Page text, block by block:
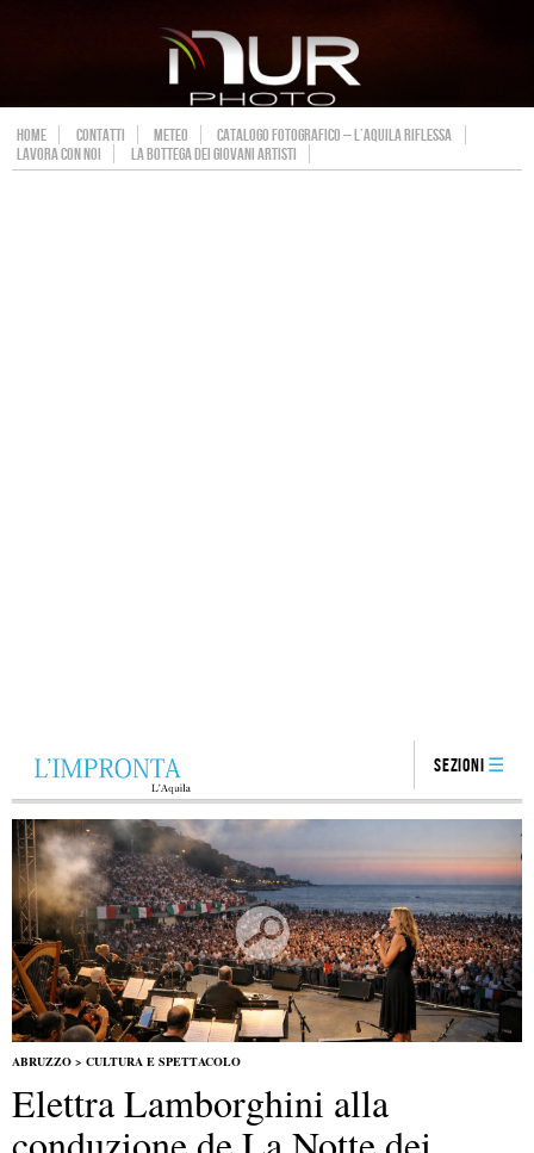
HOME CONTATTI METEO
CATALOGO FOTOGRAFICO – L’AQUILA RIFLESSA
LAVORA CON NOI
LA BOTTEGA DEI GIOVANI ARTISTI
Sezioni
ABRUZZO > CULTURA E SPETTACOLO
Elettra Lamborghini alla